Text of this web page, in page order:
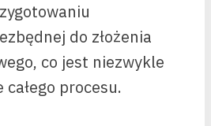
do złożenia
co jest niezwykle
procesu.